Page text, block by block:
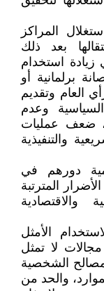
المراكز
بعد ذلك
زيادة استخدام
برلمانية أو
العام وتقديم
وعدم
ضعف عمليات
والتنفيذية
دورهم في
المترتبة
والاقتصادية
الأمثل
لا تمثل
الشخصية
والحد من